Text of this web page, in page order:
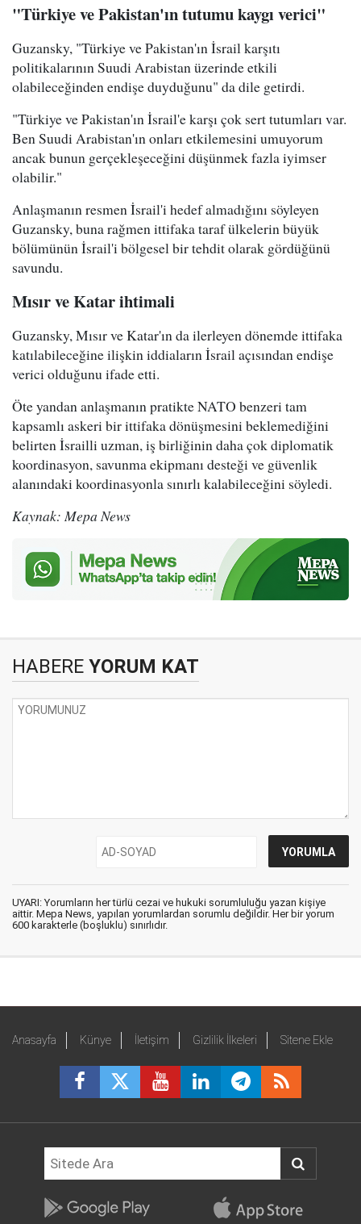
"Türkiye ve Pakistan'ın tutumu kaygı verici"
Guzansky, "Türkiye ve Pakistan'ın İsrail karşıtı
politikalarının Suudi Arabistan üzerinde etkili
olabileceğinden endişe duyduğunu" da dile getirdi.
"Türkiye ve Pakistan'ın İsrail'e karşı çok sert tutumları var.
Ben Suudi Arabistan'ın onları etkilemesini umuyorum
ancak bunun gerçekleşeceğini düşünmek fazla iyimser
olabilir."
Anlaşmanın resmen İsrail'i hedef almadığını söyleyen
Guzansky, buna rağmen ittifaka taraf ülkelerin büyük
bölümünün İsrail'i bölgesel bir tehdit olarak gördüğünü
savundu.
Mısır ve Katar ihtimali
Guzansky, Mısır ve Katar'ın da ilerleyen dönemde ittifaka
katılabileceğine ilişkin iddiaların İsrail açısından endişe
verici olduğunu ifade etti.
Öte yandan anlaşmanın pratikte NATO benzeri tam
kapsamlı askeri bir ittifaka dönüşmesini beklemediğini
belirten İsrailli uzman, iş birliğinin daha çok diplomatik
koordinasyon, savunma ekipmanı desteği ve güvenlik
alanındaki koordinasyonla sınırlı kalabileceğini söyledi.
Kaynak: Mepa News
HABERE YORUM KAT
UYARI: Yorumların her türlü cezai ve hukuki sorumluluğu yazan kişiye
aittir. Mepa News, yapılan yorumlardan sorumlu değildir. Her bir yorum
600 karakterle (boşluklu) sınırlıdır.
Anasayfa Künye İletişim Gizlilik İlkeleri Sitene Ekle